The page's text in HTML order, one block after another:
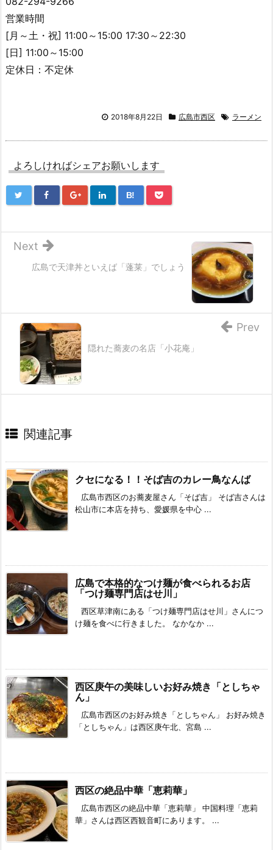
営業時間
[月～土・祝] 11:00～15:00 17:30～22:30
[日] 11:00～15:00
定休日：不定休
2018年8月22日 広島市西区 ラーメン
よろしければシェアお願いします
B!
広島で天津丼といえば「蓬莱」でしょう
Next
隠れた蕎麦の名店「小花庵」
Prev
関連記事
クセになる！！そば吉のカレー鳥なんば
広島市西区のお蕎麦屋さん「そば吉」 そば吉さんは
松山市に本店を持ち、愛媛県を中心 ...
広島で本格的なつけ麺が食べられるお店
「つけ麺専門店はせ川」
西区草津南にある「つけ麺専門店はせ川」さんにつ
け麺を食べに行きました。 なかなか ...
西区庚午の美味しいお好み焼き「としちゃ
ん」
広島市西区のお好み焼き「としちゃん」 お好み焼き
「としちゃん」は西区庚午北、宮島 ...
西区の絶品中華「恵莉華」
広島市西区の絶品中華「恵莉華」 中国料理「恵莉
華」さんは西区西観音町にあります。 ...